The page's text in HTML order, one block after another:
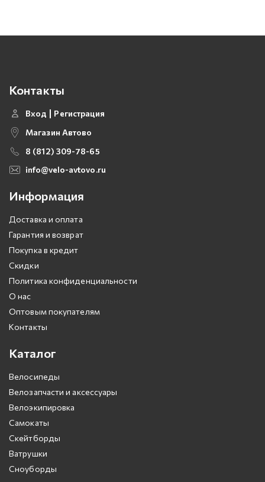
Контакты
Вход
Регистрация
Магазин Автово
8 (812) 309-78-65
info@velo-avtovo.ru
Информация
Доставка и оплата
Гарантия и возврат
Покупка в кредит
Скидки
Политика конфиденциальности
О нас
Оптовым покупателям
Контакты
Каталог
Велосипеды
Велозапчасти и аксессуары
Велоэкипировка
Самокаты
Скейтборды
Ватрушки
Сноуборды